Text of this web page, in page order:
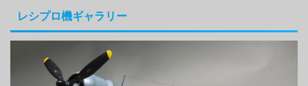
レシプロ機ギャラリー